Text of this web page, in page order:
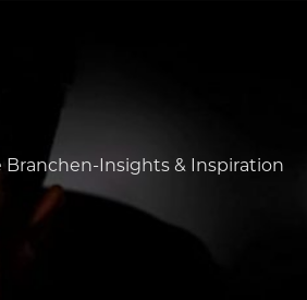
Branchen-Insights & Inspiration